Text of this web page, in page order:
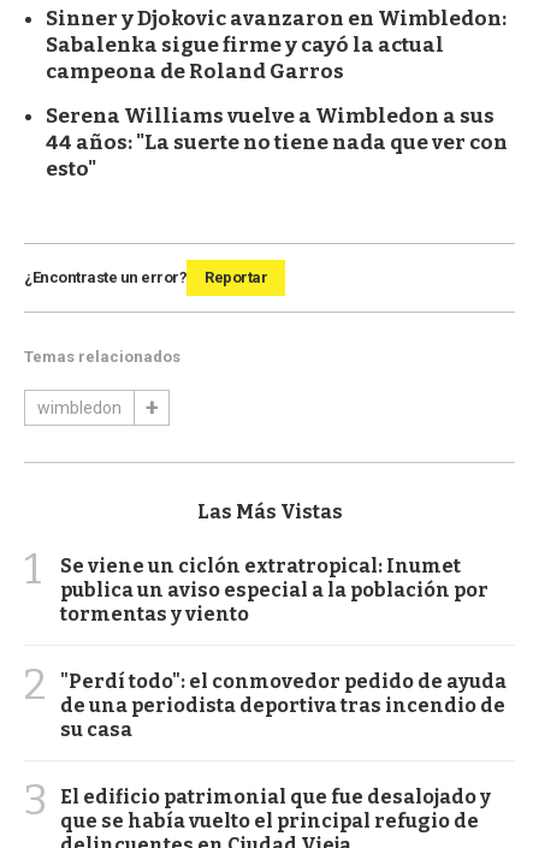
Sinner y Djokovic avanzaron en Wimbledon:
Sabalenka sigue firme y cayó la actual
campeona de Roland Garros
Serena Williams vuelve a Wimbledon a sus
44 años: "La suerte no tiene nada que ver con
esto"
¿Encontraste un error? Reportar
Temas relacionados
wimbledon
Las Más Vistas
1
Se viene un ciclón extratropical: Inumet
publica un aviso especial a la población por
tormentas y viento
2
"Perdí todo": el conmovedor pedido de ayuda
de una periodista deportiva tras incendio de
su casa
3
El edificio patrimonial que fue desalojado y
que se había vuelto el principal refugio de